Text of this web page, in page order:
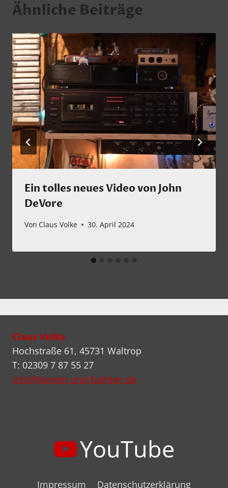
Ähnliche Beiträge
Ein tolles neues Video von John
DeVore
Von Claus Volke 30. April 2024
Claus Volke
Hochstraße 61, 45731 Waltrop
T: 02309 7 87 55 27
info@hoeren-und-fuehlen.de
YouTube
Impressum Datenschutzerklärung